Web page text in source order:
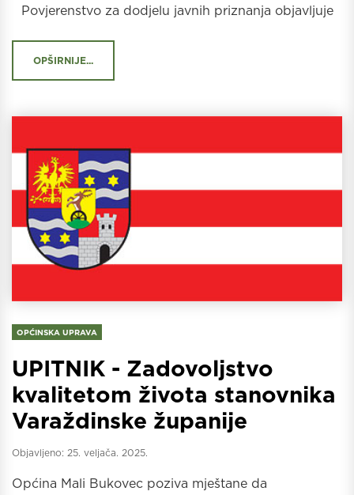
Povjerenstvo za dodjelu javnih priznanja objavljuje
OPŠIRNIJE...
OPĆINSKA UPRAVA
UPITNIK - Zadovoljstvo
kvalitetom života stanovnika
Varaždinske županije
Objavljeno: 25. veljača. 2025.
Općina Mali Bukovec poziva mještane da